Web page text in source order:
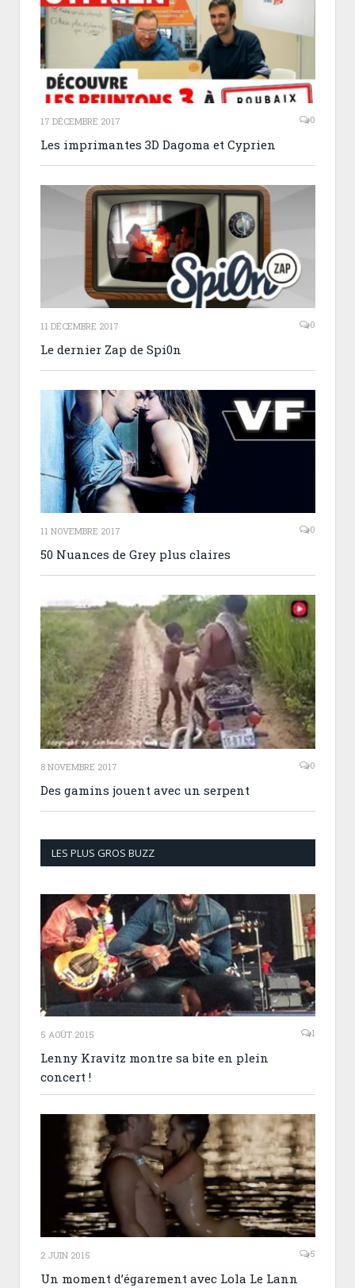
17 DÉCEMBRE 2017 0
Les imprimantes 3D Dagoma et Cyprien
11 DÉCEMBRE 2017 0
Le dernier Zap de Spi0n
11 NOVEMBRE 2017 0
50 Nuances de Grey plus claires
8 NOVEMBRE 2017 0
Des gamins jouent avec un serpent
LES PLUS GROS BUZZ
5 AOÛT 2015 1
Lenny Kravitz montre sa bite en plein
concert !
2 JUIN 2015 5
Un moment d’égarement avec Lola Le Lann